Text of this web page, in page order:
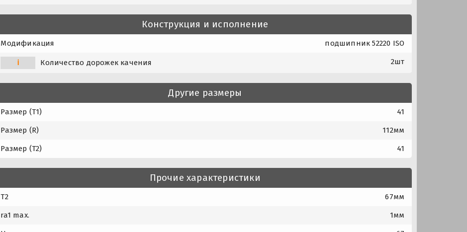
Конструкция и исполнение
Модификация подшипник 52220 ISO
i Количество дорожек качения 2шт
Другие размеры
Размер (T1) 41
Размер (R) 112мм
Размер (T2) 41
Прочие характеристики
T2 67мм
ra1 max. 1мм